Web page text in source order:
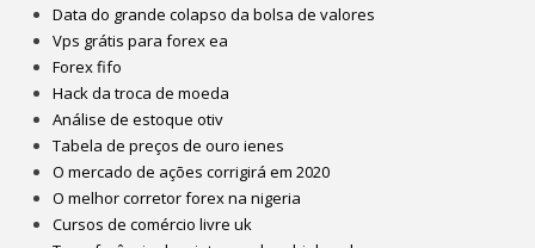
Data do grande colapso da bolsa de valores
Vps grátis para forex ea
Forex fifo
Hack da troca de moeda
Análise de estoque otiv
Tabela de preços de ouro ienes
O mercado de ações corrigirá em 2020
O melhor corretor forex na nigeria
Cursos de comércio livre uk